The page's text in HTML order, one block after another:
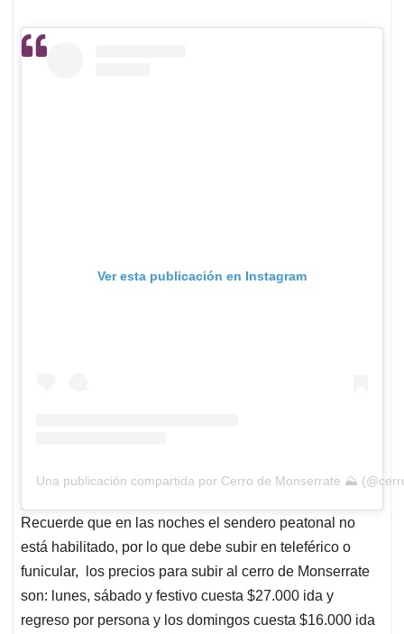
Ver esta publicación en Instagram
Una publicación compartida por Cerro de Monserrate ⛰
Recuerde que en las noches el sendero peatonal no
está habilitado, por lo que debe subir en teleférico o
funicular, los precios para subir al cerro de Monserrate
son: lunes, sábado y festivo cuesta $27.000 ida y
regreso por persona y los domingos cuesta $16.000 ida